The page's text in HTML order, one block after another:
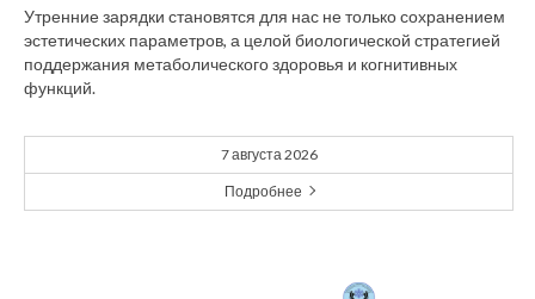
Утренние зарядки становятся для нас не только сохранением
эстетических параметров, а целой биологической стратегией
поддержания метаболического здоровья и когнитивных
функций.
7 августа 2026
Подробнее